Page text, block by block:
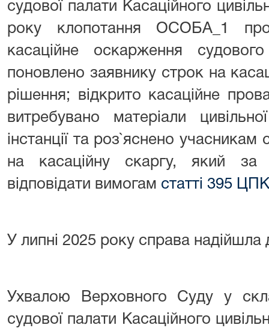
судової палати Касаційного
року клопотання ОСОБА_1
касаційне оскарження
поновлено заявнику строк на
рішення; відкрито касаційне
витребувано матеріали
інстанції та роз`яснено
на касаційну скаргу, який
відповідати вимогам статті 395
У липні 2025 року справа
Ухвалою Верховного Суду у
судової палати Касаційного